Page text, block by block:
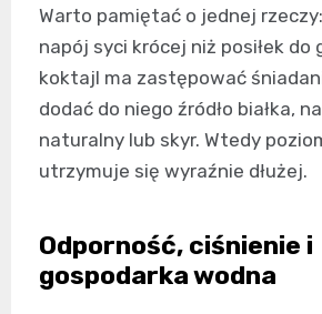
Warto pamiętać o jednej
napój syci krócej niż posiłek do
koktajl ma zastępować
dodać do niego źródło białka,
naturalny lub skyr. Wtedy
utrzymuje się wyraźnie dłużej.
Odporność, ciśnienie i
gospodarka wodna